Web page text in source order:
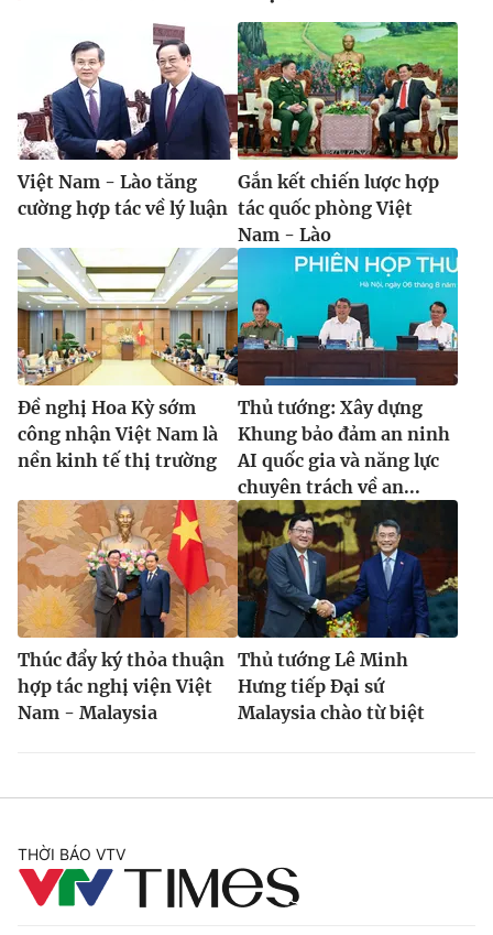
Việt Nam - Lào tăng
cường hợp tác về lý luận
Gắn kết chiến lược hợp
tác quốc phòng Việt
Nam - Lào
Đề nghị Hoa Kỳ sớm
công nhận Việt Nam là
nền kinh tế thị trường
Thủ tướng: Xây dựng
Khung bảo đảm an ninh
AI quốc gia và năng lực
chuyên trách về an...
Thúc đẩy ký thỏa thuận
hợp tác nghị viện Việt
Nam - Malaysia
Thủ tướng Lê Minh
Hưng tiếp Đại sứ
Malaysia chào từ biệt
THỜI BÁO VTV